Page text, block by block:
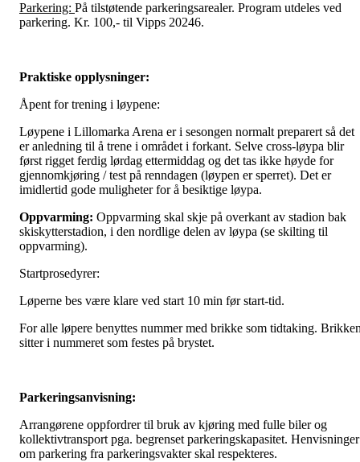
Parkering: På tilstøtende parkeringsarealer. Program utdeles ved
parkering. Kr. 100,- til Vipps 20246.
Praktiske opplysninger:
Åpent for trening i løypene:
Løypene i Lillomarka Arena er i sesongen normalt preparert så det
er anledning til å trene i området i forkant. Selve cross-løypa blir
først rigget ferdig lørdag ettermiddag og det tas ikke høyde for
gjennomkjøring / test på renndagen (løypen er sperret). Det er
imidlertid gode muligheter for å besiktige løypa.
Oppvarming: Oppvarming skal skje på overkant av stadion bak
skiskytterstadion, i den nordlige delen av løypa (se skilting til
oppvarming).
Startprosedyrer:
Løperne bes være klare ved start 10 min før start-tid.
For alle løpere benyttes nummer med brikke som tidtaking.
sitter i nummeret som festes på brystet.
Parkeringsanvisning:
Arrangørene oppfordrer til bruk av kjøring med fulle biler og
kollektivtransport pga. begrenset parkeringskapasitet. Henvisninger
om parkering fra parkeringsvakter skal respekteres.